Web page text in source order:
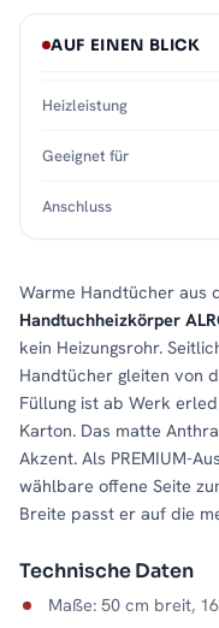
Warme Handtücher aus
Handtuchheizkörper
kein Heizungsrohr.
Handtücher gleiten von
Füllung ist ab Werk
Karton. Das matte
Akzent. Als PREMIUM-
wählbare offene Seite
Breite passt er auf die
Technische Daten
Maße: 50 cm breit,
AUF EINEN BLICK
Heizleistung
Geeignet für
Anschluss